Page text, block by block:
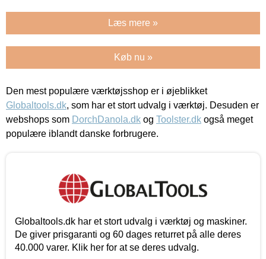
Læs mere »
Køb nu »
Den mest populære værktøjsshop er i øjeblikket
Globaltools.dk, som har et stort udvalg i værktøj. Desuden er
webshops som DorchDanola.dk og Toolster.dk også meget
populære iblandt danske forbrugere.
Globaltools.dk har et stort udvalg i værktøj og maskiner.
De giver prisgaranti og 60 dages returret på alle deres
40.000 varer. Klik her for at se deres udvalg.